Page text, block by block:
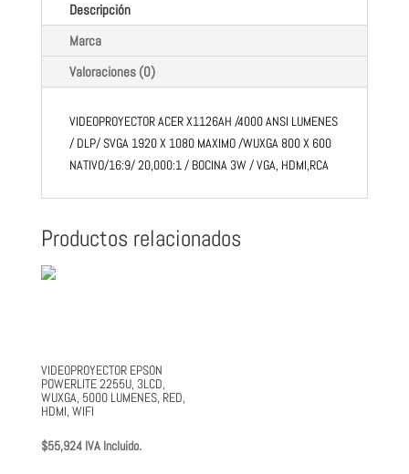
SVGA
1080
600
20,000:1
/
BOCINA
HDMI,RCA
cantidad
Descripción
Marca
Valoraciones (0)
VIDEOPROYECTOR ACER X1126AH /4000 ANSI LUMENES
/ DLP/ SVGA 1920 X 1080 MAXIMO /WUXGA 800 X 600
NATIVO/16:9/ 20,000:1 / BOCINA 3W / VGA, HDMI,RCA
Productos relacionados
VIDEOPROYECTOR EPSON
POWERLITE 2255U, 3LCD,
WUXGA, 5000 LUMENES, RED,
HDMI, WIFI
$55,924 IVA Incluido.